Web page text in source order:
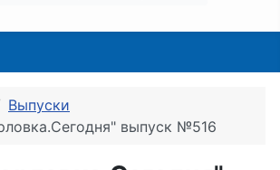
Выпуски
выпуск №516